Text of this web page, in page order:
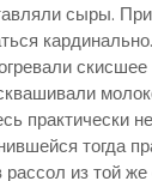
сыры.
практически
тогда
из той